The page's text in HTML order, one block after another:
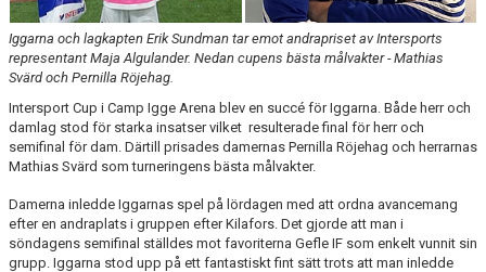
Iggarna och lagkapten Erik Sundman tar emot andrapriset av Intersports
representant Maja Algulander. Nedan cupens bästa målvakter - Mathias
Svärd och Pernilla Röjehag.
Intersport Cup i Camp Igge Arena blev en succé för Iggarna. Både herr och
damlag stod för starka insatser vilket resulterade final för herr och
semifinal för dam. Därtill prisades damernas Pernilla Röjehag och herrarnas
Mathias Svärd som turneringens bästa målvakter.
Damerna inledde Iggarnas spel på lördagen med att ordna avancemang
efter en andraplats i gruppen efter Kilafors. Det gjorde att man i
söndagens semifinal ställdes mot favoriterna Gefle IF som enkelt vunnit sin
grupp. Iggarna stod upp på ett fantastiskt fint sätt trots att man inledde